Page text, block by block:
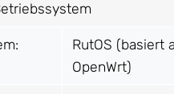
RutOS (basiert
OpenWrt)